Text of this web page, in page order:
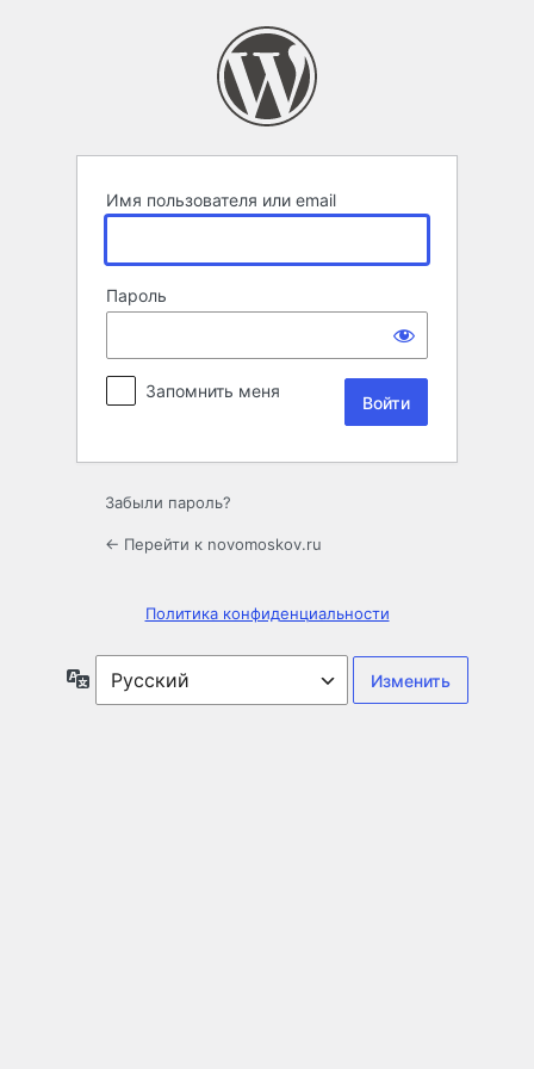
Имя пользователя или email
Пароль
Запомнить меня
Забыли пароль?
← Перейти к novomoskov.ru
Политика конфиденциальности
Язык